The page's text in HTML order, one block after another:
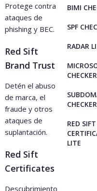
Protege contra
ataques de
phishing y BEC.
Red Sift
Brand Trust
Detén el abuso
de marca, el
fraude y otros
ataques de
suplantación.
Red Sift
Certificates
Descubrimiento
BIMI
SPF
RADAR
CHECKER
CHECKER
RED SIFT
LITE